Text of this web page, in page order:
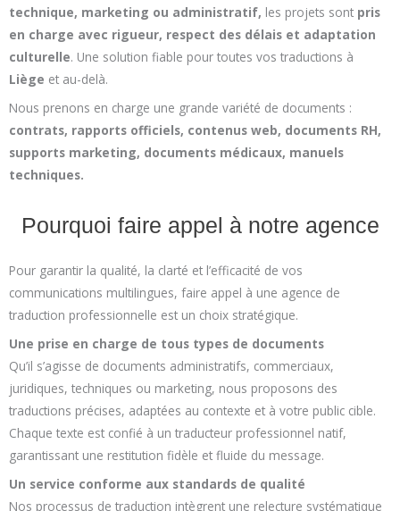
technique, marketing ou administratif, les projets sont pris
en charge avec rigueur, respect des délais et adaptation
culturelle. Une solution fiable pour toutes vos traductions à
Liège et au-delà.
Nous prenons en charge une grande variété de documents :
contrats, rapports officiels, contenus web, documents RH,
supports marketing, documents médicaux, manuels
techniques.
Pourquoi faire appel à notre agence
Pour garantir la qualité, la clarté et l’efficacité de vos
communications multilingues, faire appel à une agence de
traduction professionnelle est un choix stratégique.
Une prise en charge de tous types de documents
Qu’il s’agisse de documents administratifs, commerciaux,
juridiques, techniques ou marketing, nous proposons des
traductions précises, adaptées au contexte et à votre public cible.
Chaque texte est confié à un traducteur professionnel natif,
garantissant une restitution fidèle et fluide du message.
Un service conforme aux standards de qualité
Nos processus de traduction intègrent une relecture systématique